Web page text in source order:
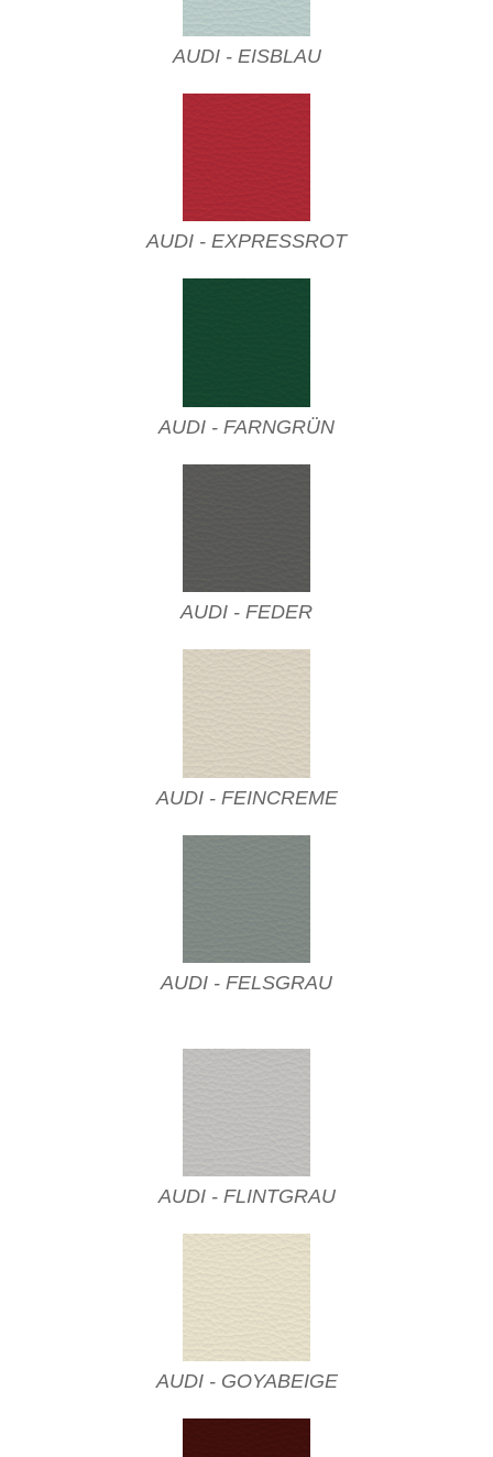
AUDI - EISBLAU
AUDI - EXPRESSROT
AUDI - FARNGRÜN
AUDI - FEDER
AUDI - FEINCREME
AUDI - FELSGRAU
AUDI - FLINTGRAU
AUDI - GOYABEIGE